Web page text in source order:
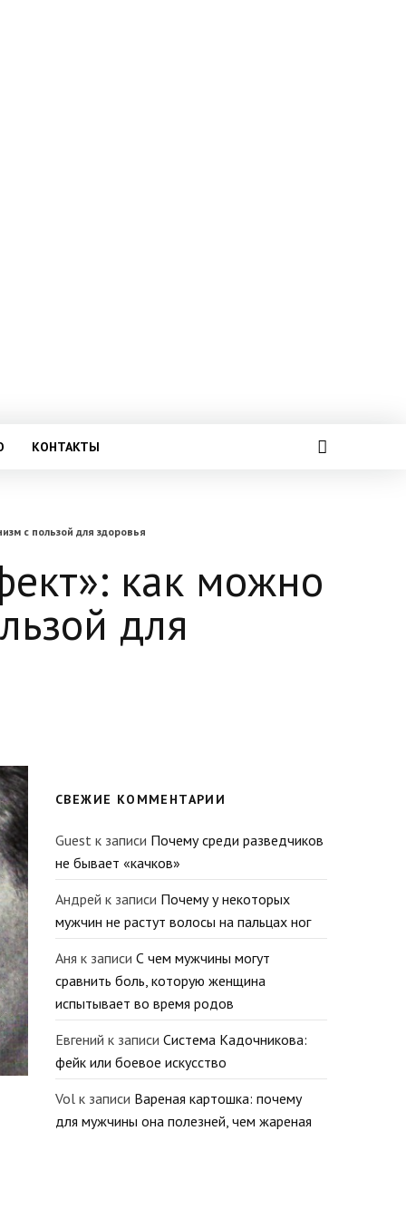
КОНТАКТЫ
с пользой для здоровья
как можно
для
СВЕЖИЕ КОММЕНТАРИИ
Guest к записи Почему среди разведчиков
не бывает «качков»
Андрей к записи Почему у некоторых
мужчин не растут волосы на пальцах ног
Аня к записи С чем мужчины могут
сравнить боль, которую женщина
испытывает во время родов
Евгений к записи Система Кадочникова:
фейк или боевое искусство
Vol к записи Вареная картошка: почему
для мужчины она полезней, чем жареная